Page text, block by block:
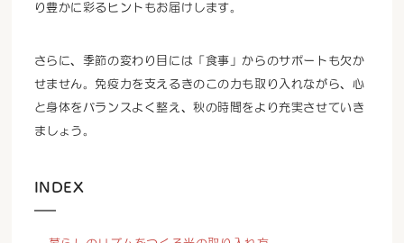
り豊かに彩るヒントもお届けします。
さらに、季節の変わり目には「食事」からのサポートも欠か
せません。免疫力を支えるきのこの力も取り入れながら、心
と身体をバランスよく整え、秋の時間をより充実させていき
ましょう。
INDEX